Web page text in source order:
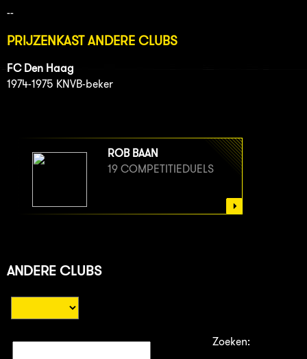
--
PRIJZENKAST ANDERE CLUBS
FC Den Haag
1974-1975 KNVB-beker
ROB BAAN
19 COMPETITIEDUELS
ANDERE CLUBS
Zoeken: